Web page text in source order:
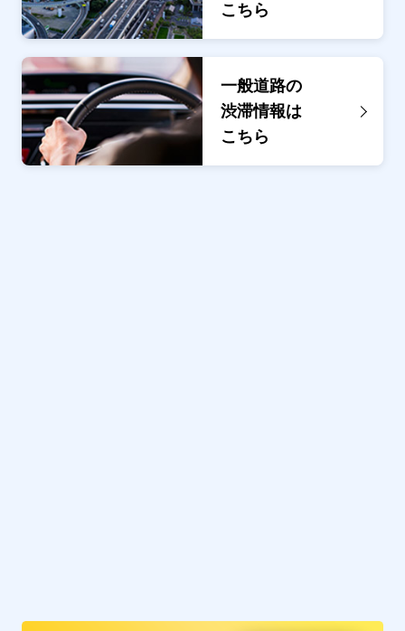
こちら
一般道路の
渋滞情報は
こちら